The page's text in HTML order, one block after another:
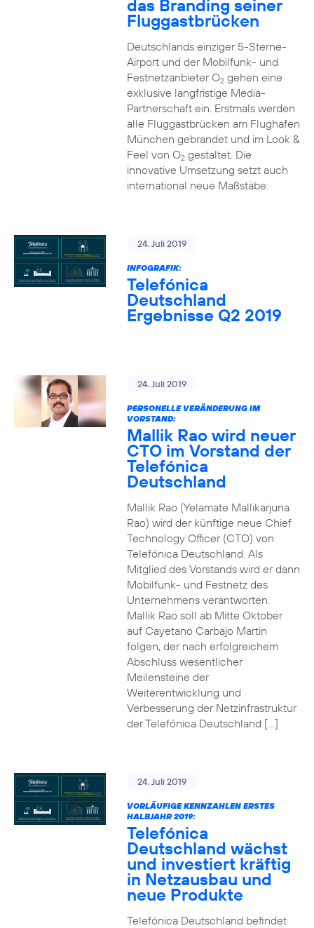
das Branding seiner
Fluggastbrücken
Deutschlands einziger 5-Sterne-
Airport und der Mobilfunk- und
Festnetzanbieter O2gehen eine
exklusive langfristige Media-
Partnerschaft ein. Erstmals werden
alle Fluggastbrücken am Flughafen
München gebrandet und im Look &
Feel von O2gestaltet. Die
innovative Umsetzung setzt auch
international neue Maßstäbe.
24. Juli 2019
INFOGRAFIK:
Telefónica
Deutschland
Ergebnisse Q2 2019
24. Juli 2019
PERSONELLE VERÄNDERUNG IM
VORSTAND:
Mallik Rao wird neuer
CTO im Vorstand der
Telefónica
Deutschland
Mallik Rao (Yelamate Mallikarjuna
Rao) wird der künftige neue Chief
Technology Officer (CTO) von
Telefónica Deutschland. Als
Mitglied des Vorstands wird er dann
Mobilfunk- und Festnetz des
Unternehmens verantworten.
Mallik Rao soll ab Mitte Oktober
auf Cayetano Carbajo Martin
folgen, der nach erfolgreichem
Abschluss wesentlicher
Meilensteine der
Weiterentwicklung und
Verbesserung der Netzinfrastruktur
der Telefónica Deutschland […]
24. Juli 2019
VORLÄUFIGE KENNZAHLEN ERSTES
HALBJAHR 2019:
Telefónica
Deutschland wächst
und investiert kräftig
in Netzausbau und
neue Produkte
Telefónica Deutschland befindet